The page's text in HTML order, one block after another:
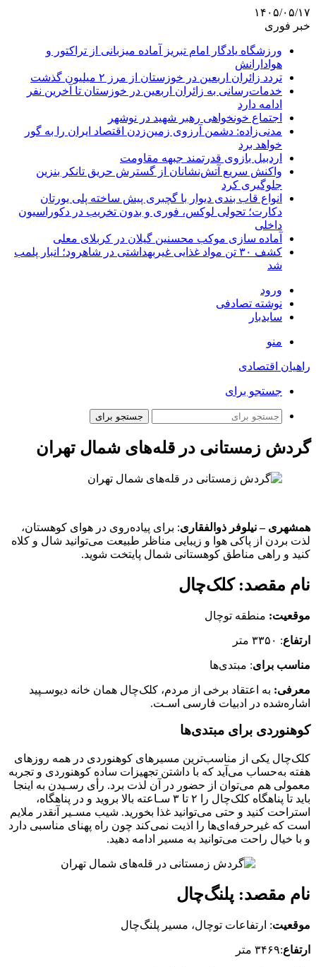
۱۴۰۵/۰۵/۱۷
خبر فوری
ورزشگاه یادگار امام تبریز آماده میزبانی از تراکتور و
هوادارانش
تردد زائران اربعین در خوزستان از مرز ۲ میلیون گذشت
خدمات‌رسانی به زائران اربعین در خوزستان تا آخرین نفر
ادامه دارد
اجتماع خونخواهی رهبر شهید در نوشهر
مدنی‌زاده: دشمن آرزوی زمین‌زدن اقتصاد ایران را به گور
خواهد برد
اردبیل بازوی قدرتمند جبهه مقاومت
واکنش سریع آتش‌نشانان از گسترش حریق تانکر بنزین
جلوگیری کرد
انواع قاب بندی دیوار با گچبری پیش ساخته پلی یورتان
دکارت؛ تحولی لوکس، فوری و بدون تخریب در دکوراسیون
داخلی
آماده سازی موکب محسنین گیلان در کربلای معلی
کشف ۳۰ تن مواد غذایی غیربهداشتی در شاهرود؛ انبار پلمب
شد
ورود
نوشته تصادفی
سایدبار
منو
راهیان اقتصادی
جستجو برای
جستجو برای
گردش زمستانی در قله‌های شمال تهران
همشهری – نیلوفر ذوالفقاری:‌ برای پیاده‌روی در هوای کوهستان،
لذت بردن از پاکی هوا و زیبایی مناظر طبیعت می‌توانید شال و کلاه
کنید و راهی مناطق کوهستانی شمال پایتخت شوید.
نام مقصد: کلک‌چال
موقعیت: منطقه توچال
ارتفاع: ۳۳۵۰ متر
مناسب برای: مبتدی‌ها
معرفی: به اعتقاد برخی از مردم، کلک‌چال همان خانه دیوسـپید
اشاره‌شده در ادبیات فارسی اسـت.
کوهنوردی برای مبتدی‌ها
کلک‌چال یکی از مناسب‌ترین مسیرهای کوهنوردی در همه روزهای
هفته به‌حساب می‌آید که با داشتن تجهیزات ساده کوهنوردی و تجربه
معمولی هم می‌توان از حضور در آن لذت برد. رأی رسـیدن به اینجا
باید تا پناهگاه کلک‌چال را ۲ تا ۳ سـاعته بالا بروید و در پناهگاه،
استراحت کنید و حتی می‌توانید غذا بخورید. شیب مسـیر آنقدر ملایم
است که غیرحرفه‌ای‌ها را اذیت نمی‌کند چون راه پهنای مناسبی دارد
و با خیال راحت می‌توانید به مسیر ادامه دهید.
نام مقصد: پلنگ‌چال
موقعیت: ارتفاعات توچال، مسیر پلنگ‌چال
ارتفاع:۳۴۶۹ متر